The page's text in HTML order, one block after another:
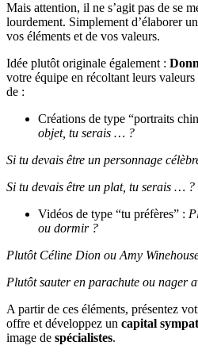
Mais attention, il ne s’agit pas de se
lourdement. Simplement d’élaborer
vos éléments et de vos valeurs.
Idée plutôt originale également :
votre équipe en récoltant leurs
de :
Créations de type “portraits
objet, tu serais … ?
Si tu devais être un personnage
Si tu devais être un plat, tu serais … ?
Vidéos de type “tu préfères” :
ou dormir ?
Plutôt Céline Dion ou Amy
Plutôt sauter en parachute ou nager
A partir de ces éléments, présentez
offre et développez un capital
image de spécialistes.